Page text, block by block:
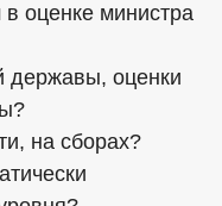
оценке министра
державы, оценки
на сборах?